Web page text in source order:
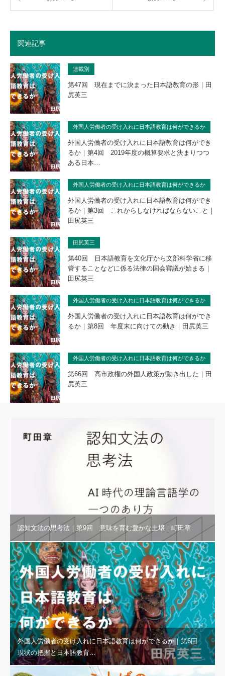
関連記事
連載別
第47回 現在までに決まった日本語教育の形｜田
尻英三
外国人労働者の受け入れに日本語教育は何ができるか
外国人労働者の受け入れに日本語教育は何ができ
るか｜第4回 2019年度の概算要求と決まりつつ
ある日本…
外国人労働者の受け入れに日本語教育は何ができるか
外国人労働者の受け入れに日本語教育は何ができ
るか｜第3回 これからしなければならないこと｜
田尻英三
田尻英三
第40回 日本語教育を文化庁から文部科学省に移
管することなどに係る法律の国会審議が始まる｜
田尻英三
外国人労働者の受け入れに日本語教育は何ができるか
外国人労働者の受け入れに日本語教育は何ができ
るか｜第8回 年度末に向けての動き｜田尻英三
外国人労働者の受け入れに日本語教育は何ができるか
第66回 高市政権の外国人政策が動き出した｜田
尻英三
認知文法の思考法｜第9回 意味を育む豊かな土壌｜町田章
外国人労働者の受け入れに日本語教育は何ができるか｜第6回
現状の把握と日本語教育…